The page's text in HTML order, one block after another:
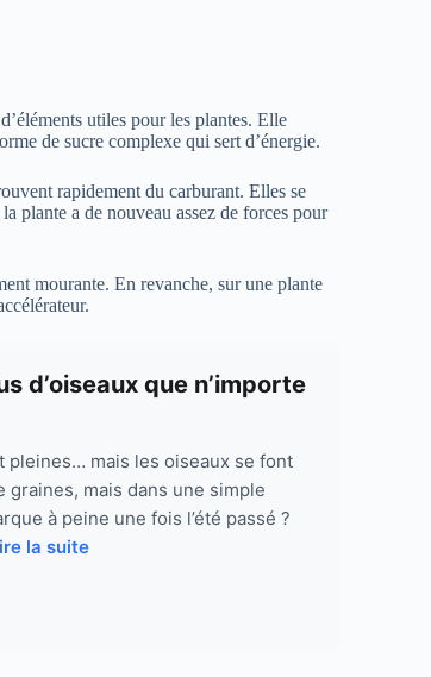
utiles pour les plantes. Elle
de sucre complexe qui sert d’énergie.
rapidement du carburant. Elles se
plante a de nouveau assez de forces pour
mourante. En revanche, sur une plante
d’oiseaux que n’importe
pleines… mais les oiseaux se font
graines, mais dans une simple
à peine une fois l’été passé ?
la suite